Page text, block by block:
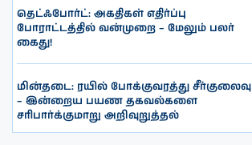
தெட்ஃபோர்ட்: அகதிகள் எதிர்ப்பு
போராட்டத்தில் வன்முறை – மேலும் பலர்
கைது!
மின்தடை: ரயில் போக்குவரத்து சீர்குலைவு
– இன்றைய பயண தகவல்களை
சரிபார்க்குமாறு அறிவுறுத்தல்